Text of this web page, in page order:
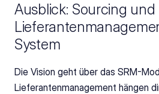
Ausblick: Sourcing und
System
Die Vision geht über das SRM-
Lieferantenmanagement hängen